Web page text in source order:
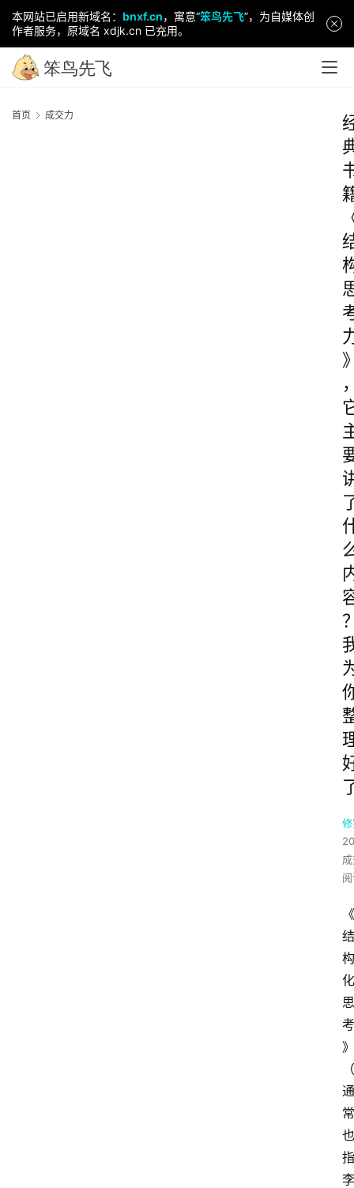
本网站已启用新域名： bnxf.cn，寓意“笨鸟先飞”，为自媒体创
作者服务，原域名 xdjk.cn 已充用。
首页 成交力
《
结
构
化
思
考
》
（
通
常
也
指
李